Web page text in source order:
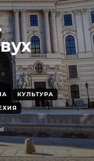
КУЛЬТУРА